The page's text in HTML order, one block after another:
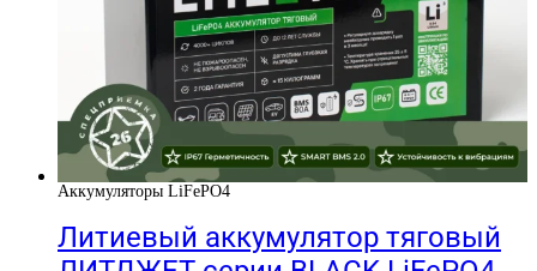
Аккумуляторы LiFePO4
Литиевый аккумулятор тяговый